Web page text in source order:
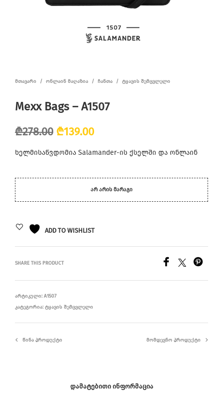
ᲛᲗᲐᲕᲐᲠᲘ / ᲝᲜᲚᲐᲘᲜ ᲛᲐᲦᲐᲖᲘᲐ / ᲩᲐᲜᲗᲐ / ᲢᲧᲐᲕᲘᲡ ᲨᲔᲛᲪᲕᲚᲔᲚᲘ
Mexx Bags – A1507
₾278.00 Original
price
₾278.00.
₾139.00Current
price
₾139.00.
ხელმისაწვდომია Salamander-ის ქსელში და ონლაინ
ᲐᲠ ᲐᲠᲘᲡ ᲛᲐᲠᲐᲒᲘ
ADD TO WISHLIST
SHARE THIS PRODUCT
ᲐᲠᲢᲘᲙᲣᲚᲘ: A1507
ᲙᲐᲢᲔᲒᲝᲠᲘᲐ: ᲢᲧᲐᲕᲘᲡ ᲨᲔᲛᲪᲕᲚᲔᲚᲘ
ᲬᲘᲜᲐ ᲞᲠᲝᲓᲣᲥᲢᲘ ᲛᲝᲛᲓᲔᲕᲜᲝ ᲞᲠᲝᲓᲣᲥᲢᲘ
ᲓᲐᲛᲐᲢᲔᲑᲘᲗᲘ ᲘᲜᲤᲝᲠᲛᲐᲪᲘᲐ